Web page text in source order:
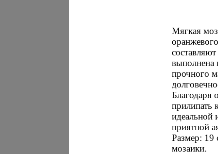
Мягкая
выполнена
прочного
Благодаря
прилипать
идеальной
приятной
Размер: 19
мозаики.